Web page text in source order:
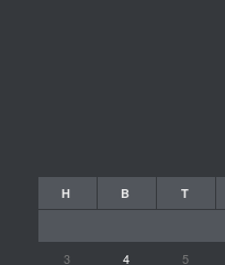
H B T
3
4 5